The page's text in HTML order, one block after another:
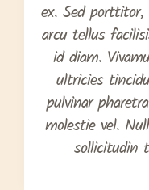
ex. Sed
arcu tellus
id diam.
ultricies
pulvinar
molestie vel.
sollicitudin